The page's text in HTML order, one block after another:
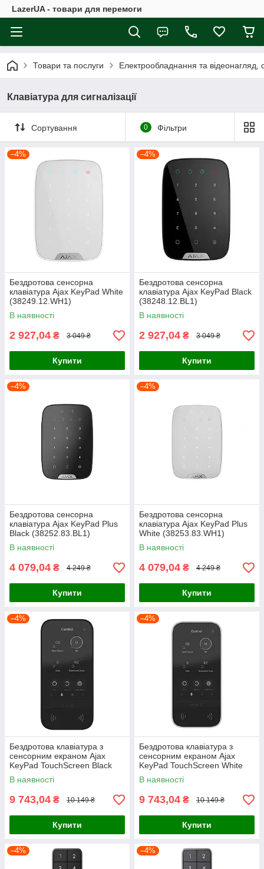
LazerUA - товари для перемоги
Товари та послуги Електрообладнання та відеонагляд,
Клавіатура для сигналізації
Сортування 0 Фільтри
–4%
Бездротова сенсорна
клавіатура Ajax KeyPad White
(38249.12.WH1)
В наявності
2 927,04 ₴ 3 049 ₴
Купити
–4%
Бездротова сенсорна
клавіатура Ajax KeyPad Black
(38248.12.BL1)
В наявності
2 927,04 ₴ 3 049 ₴
Купити
–4%
Бездротова сенсорна
клавіатура Ajax KeyPad Plus
Black (38252.83.BL1)
В наявності
4 079,04 ₴ 4 249 ₴
Купити
–4%
Бездротова сенсорна
клавіатура Ajax KeyPad Plus
White (38253.83.WH1)
В наявності
4 079,04 ₴ 4 249 ₴
Купити
–4%
Бездротова клавіатура з
сенсорним екраном Ajax
KeyPad TouchScreen Black
(58454.148.BL1)
В наявності
9 743,04 ₴ 10 149 ₴
Купити
–4%
Бездротова клавіатура з
сенсорним екраном Ajax
KeyPad TouchScreen White
(58455.148.WH1)
В наявності
9 743,04 ₴ 10 149 ₴
Купити
–4% –4%